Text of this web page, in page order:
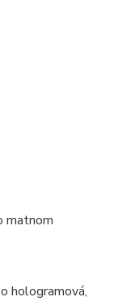
matnom
hologramová,